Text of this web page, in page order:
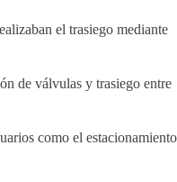
el trasiego mediante
de válvulas y trasiego entre
como el estacionamiento